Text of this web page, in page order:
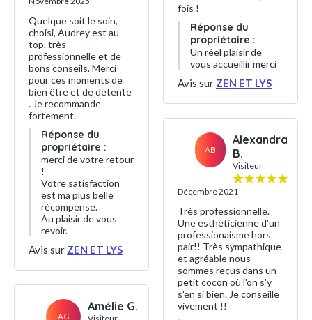
Quelque soit le soin,
choisi, Audrey est au
top, très
professionnelle et de
bons conseils. Merci
pour ces moments de
bien être et de détente
. Je recommande
fortement.
Réponse du
propriétaire :
merci de votre retour
!
Votre satisfaction
est ma plus belle
récompense.
Au plaisir de vous
revoir.
Avis sur ZEN ET LYS
AG
Amélie G.
fois !
Réponse du
propriétaire :
Un réel plaisir de
vous accueillir merci
Avis sur ZEN ET LYS
AB
Alexandra
B.
Visiteur
Décembre 2021
Très professionnelle.
Une esthéticienne d'un
professionaisme hors
pair!! Très sympathique
et agréable nous
sommes reçus dans un
petit cocon où l'on s'y
s'en si bien. Je conseille
vivement !!